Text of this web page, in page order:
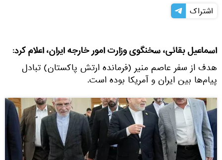
اشتراک
اسماعیل بقائی، سخنگوی وزارت امور خارجه ایران، اعلام کرد:
هدف از سفر عاصم منیر (فرمانده ارتش پاکستان) تبادل
پیام‌ها بین ایران و آمریکا بوده است.